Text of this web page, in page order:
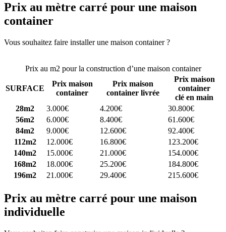
Prix au mètre carré pour une maison
container
Vous souhaitez faire installer une maison container ?
Prix au m2 pour la construction d’une maison container
SURFACE
Prix maison
container
Prix maison
container livrée
Prix maison
container
clé en main
28m2
3.000€ 4.200€
30.800€
56m2
6.000€ 8.400€
61.600€
84m2
9.000€ 12.600€
92.400€
112m2
12.000€ 16.800€
123.200€
140m2
15.000€ 21.000€
154.000€
168m2
18.000€ 25.200€
184.800€
196m2
21.000€ 29.400€ 215.600€
Prix au mètre carré pour une maison
individuelle